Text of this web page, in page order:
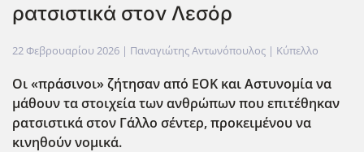
ρατσιστικά στον Λεσόρ
22 Φεβρουαρίου 2026 | Παναγιώτης Αντωνόπουλος | Κύπελλο
Οι «πράσινοι» ζήτησαν από ΕΟΚ και Αστυνομία να
μάθουν τα στοιχεία των ανθρώπων που επιτέθηκαν
ρατσιστικά στον Γάλλο σέντερ, προκειμένου να
κινηθούν νομικά.